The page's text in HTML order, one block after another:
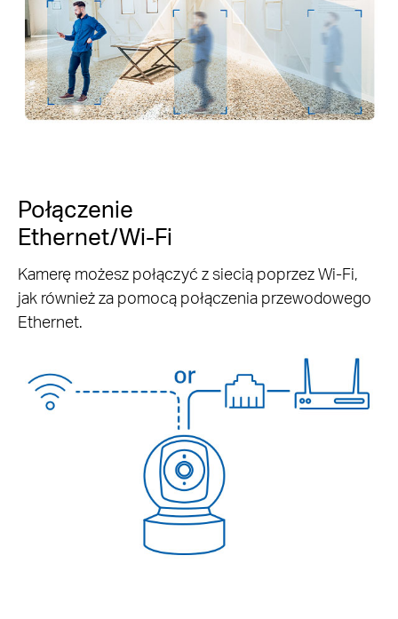
Połączenie
Ethernet/Wi-Fi
Kamerę możesz połączyć z siecią poprzez Wi-Fi,
jak również za pomocą połączenia przewodowego
Ethernet.